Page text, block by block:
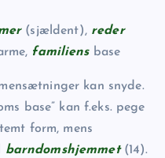
(sjældent), reder
familiensbase
kan snyde.
base” kan f.eks. pege
form, mens
barndomshjemmet(14).